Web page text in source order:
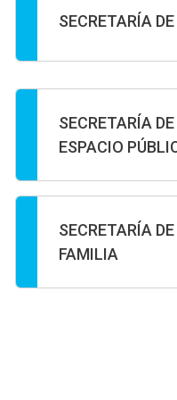
SECRETARÍA
SECRETARÍA
ESPACIO
SECRETARÍA
FAMILIA